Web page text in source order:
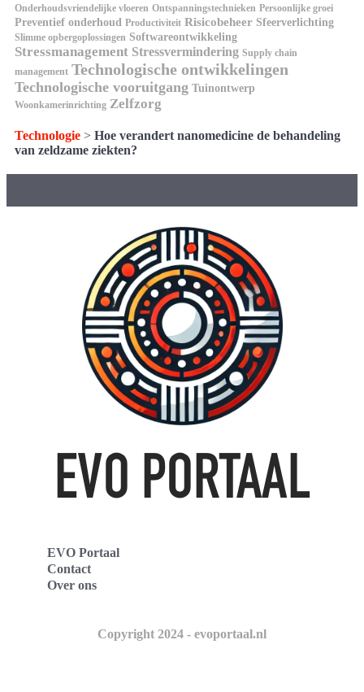
Onderhoudsvriendelijke vloeren Ontspanningstechnieken Persoonlijke groei
Preventief onderhoud Productiviteit Risicobeheer Sfeerverlichting
Slimme opbergoplossingen Softwareontwikkeling
Stressmanagement Stressvermindering Supply chain
management Technologische ontwikkelingen
Technologische vooruitgang Tuinontwerp
Woonkamerinrichting Zelfzorg
Technologie > Hoe verandert nanomedicine de behandeling
van zeldzame ziekten?
EVO Portaal
Contact
Over ons
Copyright 2024 - evoportaal.nl